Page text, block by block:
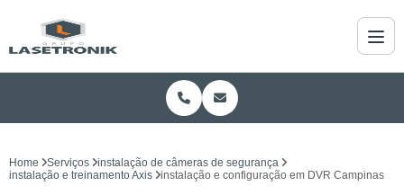
Home Serviços
instalação de câmeras de segurança
instalação e treinamento Axis
instalação e configuração em DVR Campinas